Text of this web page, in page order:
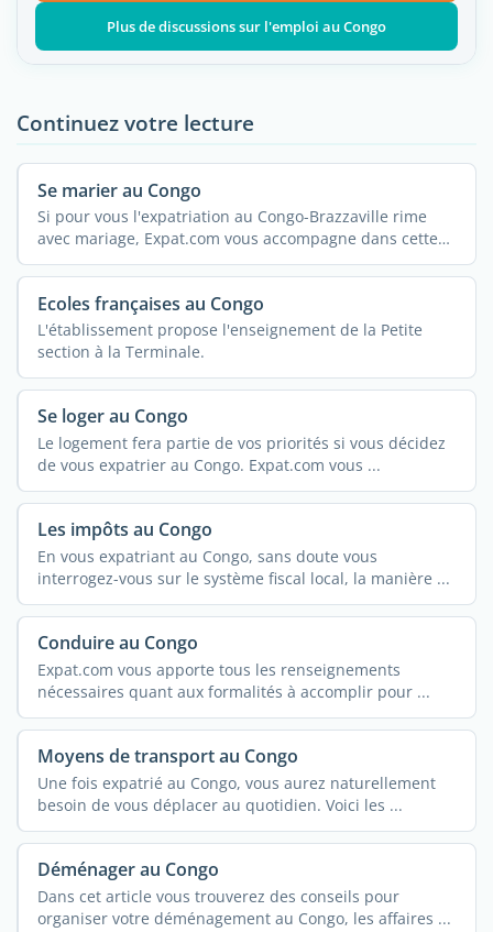
Plus de discussions sur l'emploi au Congo
Continuez votre lecture
Se marier au Congo
Si pour vous l'expatriation au Congo-Brazzaville rime
avec mariage, Expat.com vous accompagne dans cette
belle ...
Ecoles françaises au Congo
L'établissement propose l'enseignement de la Petite
section à la Terminale.
Se loger au Congo
Le logement fera partie de vos priorités si vous décidez
de vous expatrier au Congo. Expat.com vous ...
Les impôts au Congo
En vous expatriant au Congo, sans doute vous
interrogez-vous sur le système fiscal local, la manière ...
Conduire au Congo
Expat.com vous apporte tous les renseignements
nécessaires quant aux formalités à accomplir pour ...
Moyens de transport au Congo
Une fois expatrié au Congo, vous aurez naturellement
besoin de vous déplacer au quotidien. Voici les ...
Déménager au Congo
Dans cet article vous trouverez des conseils pour
organiser votre déménagement au Congo, les affaires ...